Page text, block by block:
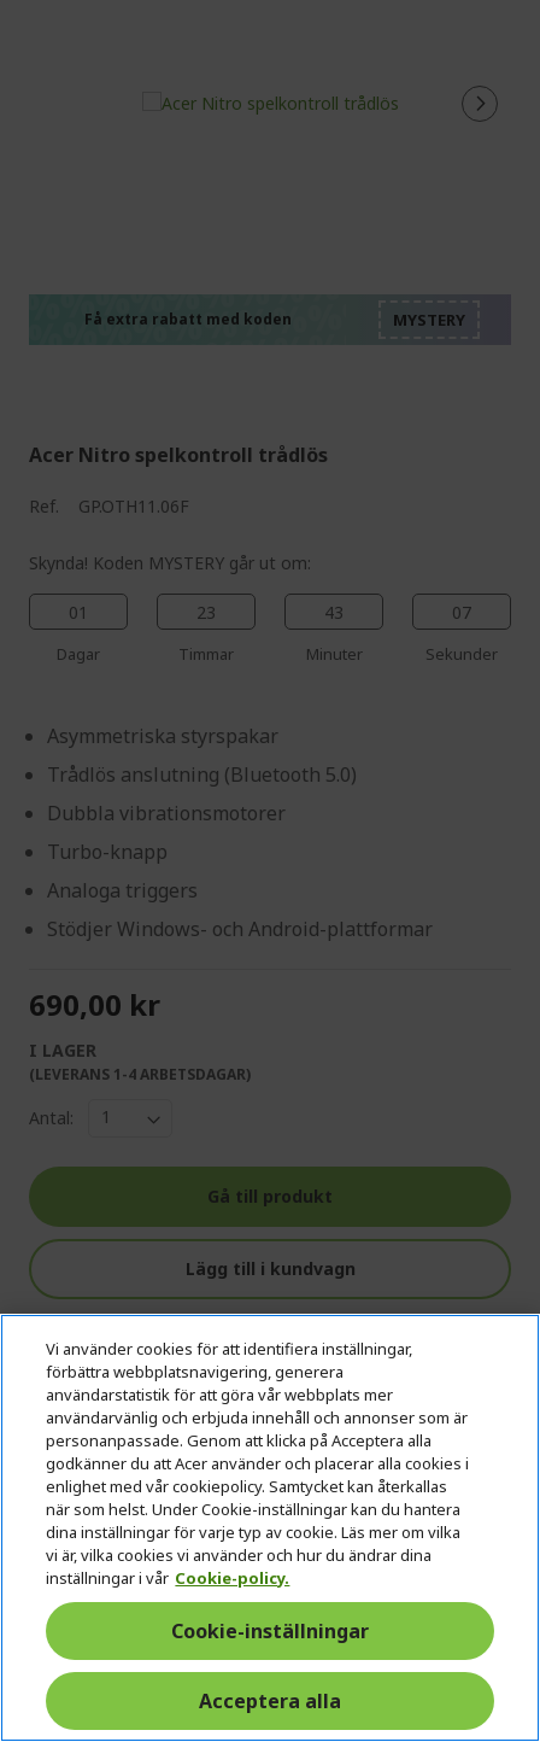
Få extra rabatt med koden
Acer Nitro spelkontroll trådlös
Ref. GP.OTH11.06F
Skynda! Koden MYSTERY går ut om:
01
Dagar
23
Timmar
43
Minuter
06
Sekunder
Asymmetriska styrspakar
Trådlös anslutning (Bluetooth 5.0)
Dubbla vibrationsmotorer
Turbo-knapp
Analoga triggers
Stödjer Windows- och Android-plattformar
690,00 kr
I LAGER
(LEVERANS 1-4 ARBETSDAGAR)
Antal:
Gå till produkt
Lägg till i kundvagn
Sortera på
Visa
You're
currently
1
Vi använder cookies för att identifiera inställningar,
förbättra webbplatsnavigering, generera
användarstatistik för att göra vår webbplats mer
användarvänlig och erbjuda innehåll och annonser som är
personanpassade. Genom att klicka på Acceptera alla
godkänner du att Acer använder och placerar alla cookies i
enlighet med vår cookiepolicy. Samtycket kan återkallas
när som helst. Under Cookie-inställningar kan du hantera
dina inställningar för varje typ av cookie. Läs mer om vilka
vi är, vilka cookies vi använder och hur du ändrar dina
inställningar i vår Cookie-policy.
Cookie-inställningar
Acceptera alla